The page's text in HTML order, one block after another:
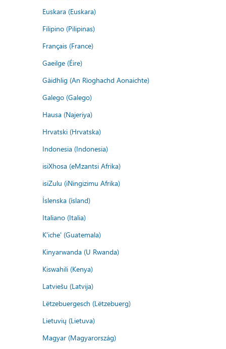
Euskara (Euskara)
Filipino (Pilipinas)
Français (France)
Gaeilge (Éire)
Gàidhlig (An Rìoghachd Aonaichte)
Galego (Galego)
Hausa (Najeriya)
Hrvatski (Hrvatska)
Indonesia (Indonesia)
isiXhosa (eMzantsi Afrika)
isiZulu (iNingizimu Afrika)
Íslenska (ísland)
Italiano (Italia)
K'iche' (Guatemala)
Kinyarwanda (U Rwanda)
Kiswahili (Kenya)
Latviešu (Latvija)
Lëtzebuergesch (Lëtzebuerg)
Lietuvių (Lietuva)
Magyar (Magyarország)